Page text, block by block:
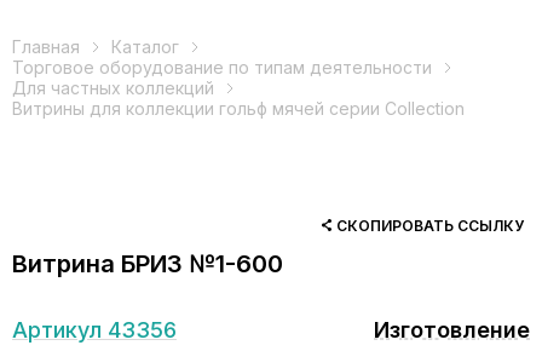
Главная
Каталог
Торговое оборудование по типам деятельности
Для частных коллекций
Витрины для коллекции гольф мячей серии Collection
СКОПИРОВАТЬ ССЫЛКУ
Витрина БРИЗ №1-600
Артикул 43356 Изготовление